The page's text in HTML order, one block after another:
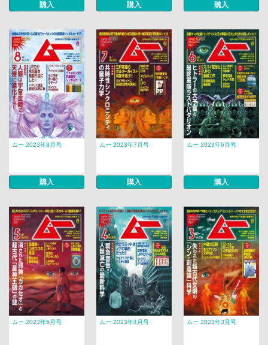
購入 購入 購入
ムー 2023年8月号
購入
ムー 2023年7月号
購入
ムー 2023年6月号
購入
ムー 2023年5月号 ムー 2023年4月号 ムー 2023年3月号